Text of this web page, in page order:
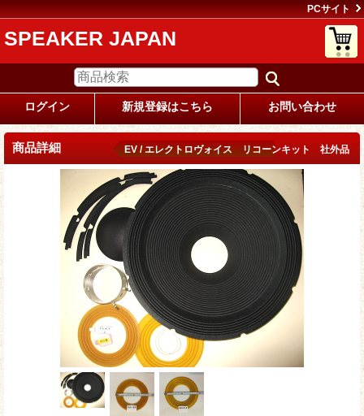
PCサイト
SPEAKER JAPAN
ログイン 新規登録はこちら お問い合わせ
商品詳細 EV / エレクトロヴォイス リコーンキット 社外品